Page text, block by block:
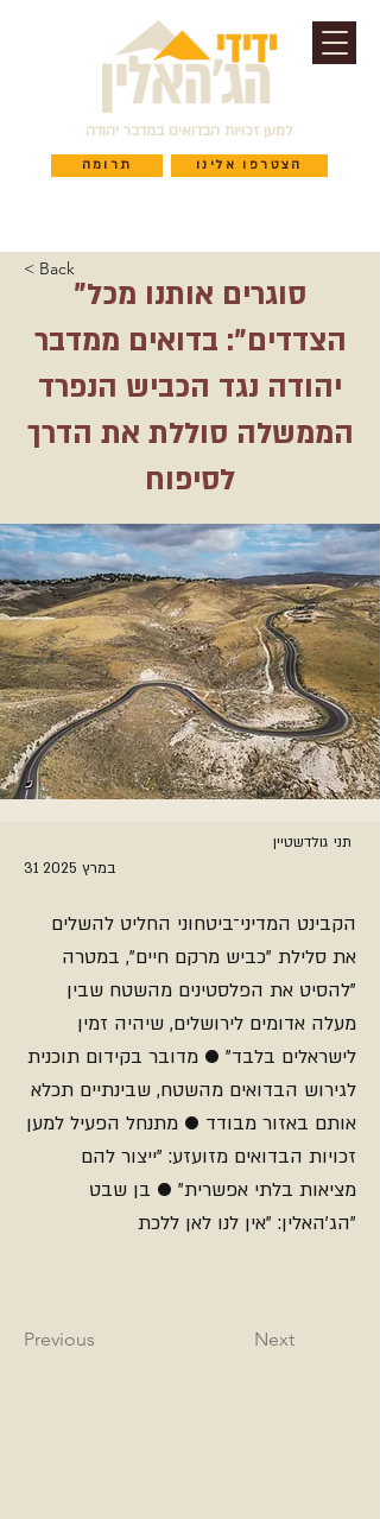
למען זכויות הבדואים במדבר יהודה
תרומה הצטרפו אלינו
< Back
"סוגרים אותנו מכל
הצדדים": בדואים ממדבר
יהודה נגד הכביש הנפרד
הממשלה סוללת את הדרך
לסיפוח
תני גולדשטיין
31 במרץ 2025
הקבינט המדיני־ביטחוני החליט להשלים
את סלילת "כביש מרקם חיים", במטרה
"להסיט את הפלסטינים מהשטח שבין
מעלה אדומים לירושלים, שיהיה זמין
לישראלים בלבד" ● מדובר בקידום תוכנית
לגירוש הבדואים מהשטח, שבינתיים תכלא
אותם באזור מבודד ● מתנחל הפעיל למען
זכויות הבדואים מזועזע: "ייצור להם
מציאות בלתי אפשרית" ● בן שבט
הג'האלין: "אין לנו לאן ללכת"
Previous Next